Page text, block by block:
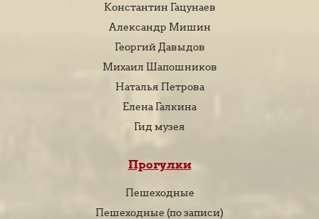
Константин Гацунаев
Александр Мишин
Георгий Давыдов
Михаил Шапошников
Наталья Петрова
Елена Галкина
Гид музея
Прогулки
Пешеходные
Пешеходные (по записи)